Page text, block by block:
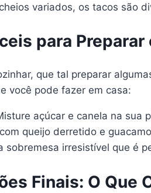
variados, os tacos são
para Preparar
que tal preparar
você pode fazer em casa:
açúcar e canela na sua
queijo derretido e
sobremesa irresistível que é
Finais: O Que